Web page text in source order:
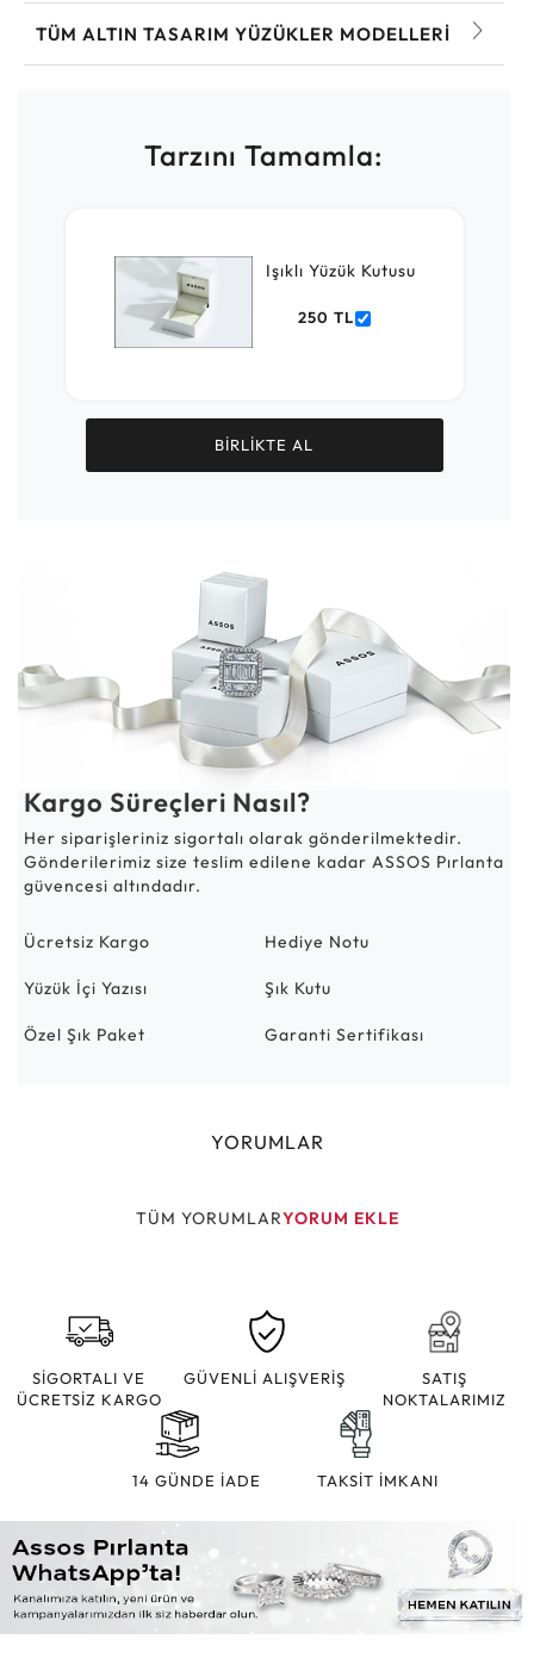
TÜM ALTIN TASARIM YÜZÜKLER MODELLERI
Tarzını Tamamla:
Işıklı Yüzük Kutusu
250 TL
BİRLİKTE AL
Kargo Süreçleri Nasıl?
Her siparişleriniz sigortalı olarak gönderilmektedir.
Gönderilerimiz size teslim edilene kadar ASSOS Pırlanta
güvencesi altındadır.
Ücretsiz Kargo Hediye Notu
Yüzük İçi Yazısı Şık Kutu
Özel Şık Paket Garanti Sertifikası
YORUMLAR
TÜM YORUMLARYORUM EKLE
SİGORTALI VE
ÜCRETSİZ KARGO
GÜVENLİ ALIŞVERİŞ
SATIŞ
NOKTALARIMIZ
14 GÜNDE İADE TAKSİT İMKANI